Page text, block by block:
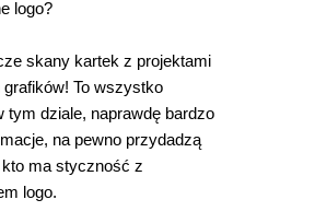
logo?
skany kartek z projektami
To wszystko
tym dziale, naprawdę bardzo
na pewno przydadzą
ma styczność z
logo.